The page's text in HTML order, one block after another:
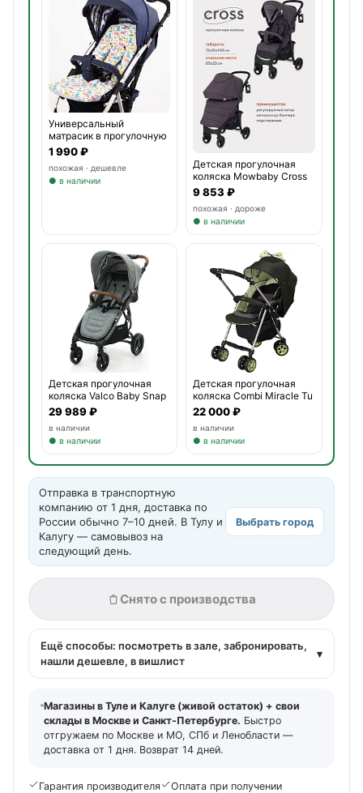
Универсальный
матрасик в прогулочную
коляску
1 990 ₽
похожая · дешевле
● в наличии
Детская прогулочная
коляска Mowbaby Cross
9 853 ₽
похожая · дороже
● в наличии
Детская прогулочная
коляска Valco Baby Snap
29 989 ₽
в наличии
● в наличии
Детская прогулочная
коляска Combi Miracle Tu
22 000 ₽
в наличии
● в наличии
Отправка в транспортную
компанию от 1 дня, доставка по
России обычно 7–10 дней. В Тулу и
Калугу — самовывоз на
следующий день.
Выбрать город
Снято с производства
Ещё способы: посмотреть в зале, забронировать,
нашли дешевле, в вишлист
▾
Магазины в Туле и Калуге (живой остаток) + свои
склады в Москве и Санкт-Петербурге. Быстро
отгружаем по Москве и МО, СПб и Ленобласти —
доставка от 1 дня. Возврат 14 дней.
Гарантия производителя Оплата при получении